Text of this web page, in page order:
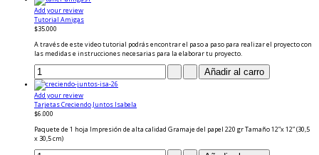
Add your review
Tutorial Amigas
$35.000
A través de este video tutorial podrás encontrar el paso a paso para realizar el proyecto con
las medidas e instrucciones necesarias para la elaborar tu proyecto.
Add your review
Tarjetas Creciendo Juntos Isabela
$6.000
Paquete de 1 hoja Impresión de alta calidad Gramaje del papel 220 gr Tamaño 12”x 12” (30,5
x 30,5 cm)